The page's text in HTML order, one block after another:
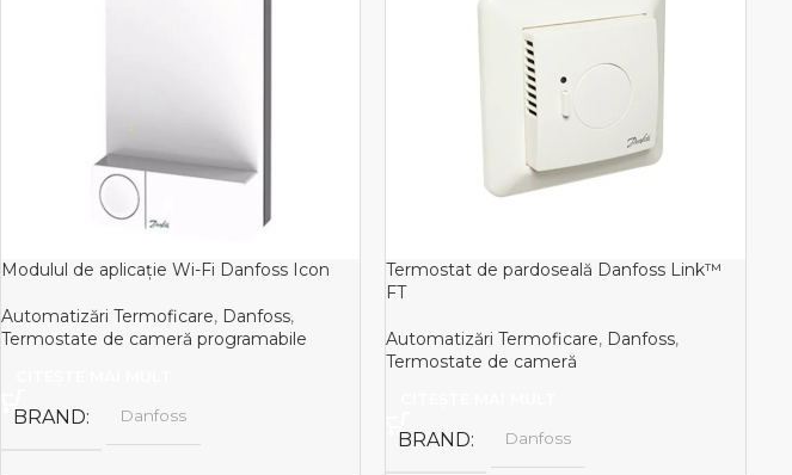
Modulul de aplicație Wi-Fi Danfoss Icon
Automatizări Termoficare, Danfoss,
Termostate de cameră programabile
BRAND Danfoss
Termostat de pardoseală Danfoss Link™
FT
Automatizări Termoficare, Danfoss,
Termostate de cameră
BRAND Danfoss